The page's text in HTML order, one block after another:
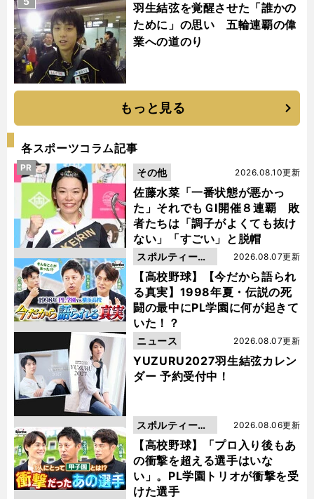
羽生結弦を覚醒させた「誰かの
ために」の思い 五輪連覇の偉
業への道のり
もっと見る
各スポーツコラム記事
佐藤水菜「一番状態が悪かっ
た」それでもＧⅠ開催８連覇 敗
者たちは「調子がよくても抜け
ない」「すごい」と脱帽
2026.08.10更新
その他
PR
【高校野球】【今だから語られ
る真実】1998年夏・伝説の死
闘の最中にPL学園に何が起きて
いた！？
2026.08.07更新
スポルティーバ
動画
YUZURU2027羽生結弦カレン
ダー 予約受付中！
2026.08.07更新
ニュース
【高校野球】「プロ入り後もあ
の衝撃を超える選手はいな
い」。PL学園トリオが衝撃を受
けた選手
2026.08.06更新
スポルティーバ
動画